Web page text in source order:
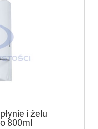
i żelu
800ml